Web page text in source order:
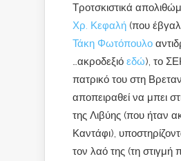
Τροτσκιστικά
Χρ. Κεφαλή (που
Τάκη Φωτόπουλο
…ακροδεξιό εδώ), το
πατρικό του στη
αποπειραθεί να μπει
της Λιβύης (που ήταν
Καντάφι),
τον λαό της (τη στιγμή